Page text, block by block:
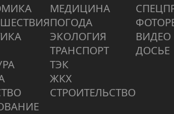
МЕДИЦИНА
ПОГОДА
ЭКОЛОГИЯ
ТРАНСПОРТ
ТЭК
ЖКХ
СТРОИТЕЛЬСТВО
ВИДЕО
ДОСЬЕ